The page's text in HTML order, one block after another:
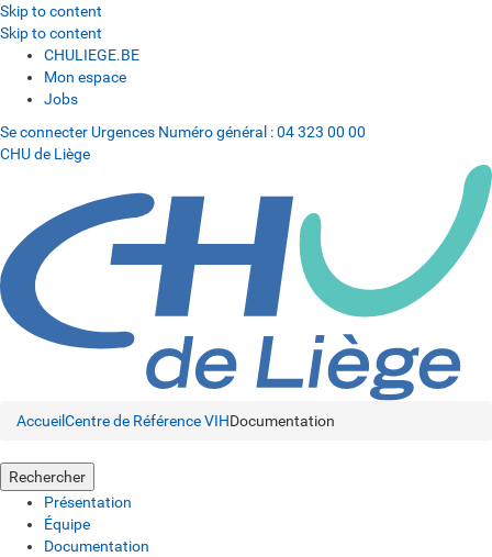
Skip to content
Skip to content
CHULIEGE.BE
Mon espace
Jobs
Se connecter Urgences Numéro général :04 323 00 00
CHU de Liège
AccueilCentre de Référence VIHDocumentation
Rechercher
Présentation
Équipe
Documentation